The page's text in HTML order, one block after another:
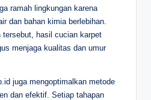
ramah lingkungan karena
dan bahan kimia berlebihan.
tersebut, hasil cucian karpet
menjaga kualitas dan umur
juga mengoptimalkan metode
dan efektif. Setiap tahapan